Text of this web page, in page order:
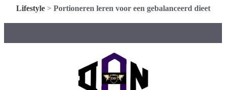
Lifestyle> Portioneren leren voor een gebalanceerd dieet